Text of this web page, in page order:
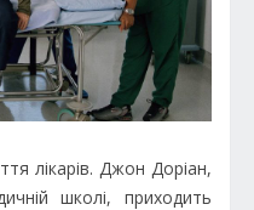
лікарів. Джон Доріан,
школі, приходить